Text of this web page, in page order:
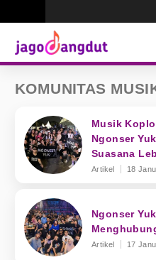
KOMUNITAS
Musik
Ngonser
Suasana
Artikel 18
Ngonser
Artikel 17